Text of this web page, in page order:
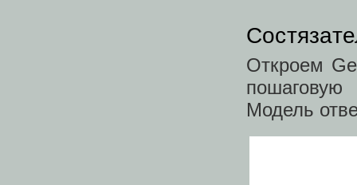
Откроем
Модель